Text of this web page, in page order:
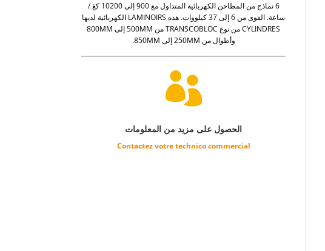
6 نماذج من المطاحن الكهربائية المتداول مع 900 إلى 10200 كغ /
ساعة. القوى من 6 إلى 37 كيلووات. هذه LAMINOIRS الكهربائية لديها
CYLINDRES من نوع TRANSCOBLOC من 500MM إلى 800MM
وأطوال من 250MM إلى 850MM.

الحصول على مزيد من المعلومات
Contactez votre technico commercial